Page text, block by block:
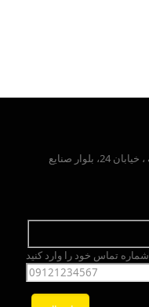
تهران، اسلامشهر،شهرک صنعتی چهاردانگه ، خیابان 24، بلوار صنایع
شماره تماس خود را وارد کنید